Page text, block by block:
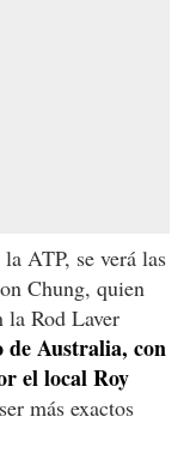
ATP, se verá las
Chung, quien
la Rod Laver
de Australia, con
el local Roy
más exactos